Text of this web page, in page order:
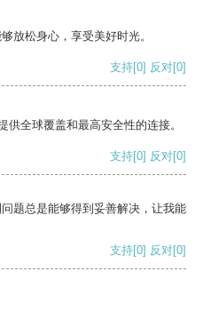
放松身心，享受美好时光。
支持[0] 反对[0]
全球覆盖和最高安全性的连接。
支持[0] 反对[0]
题总是能够得到妥善解决，让我能
支持[0] 反对[0]